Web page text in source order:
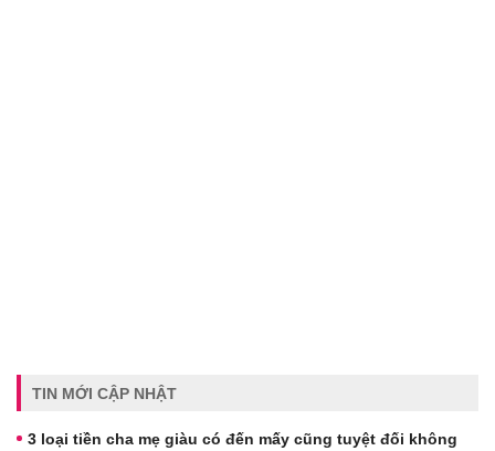
TIN MỚI CẬP NHẬT
3 loại tiền cha mẹ giàu có đến mấy cũng tuyệt đối không